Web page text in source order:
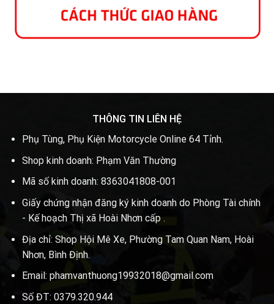
THÔNG TIN LIÊN HỆ
Phụ Tùng, Phụ Kiện Motorcycle Online 64 Tỉnh.
Shop kinh doanh: Phạm Văn Thường
Mã số kinh doanh: 8363041808-001
Giấy chứng nhận đăng ký kinh doanh do Phòng Tài chính
- Kế hoạch Thị xã Hoài Nhơn cấp .
Địa chỉ: Shop Hội Mê Xe, Phường Tam Quan Nam, Hoài
Nhơn, Bình Định.
Email: phamvanthuong19932018@gmail.com
Số ĐT: 0379.320.944